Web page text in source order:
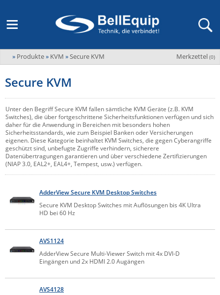
M2M Router, Antennen, VPN & SIM
Fernwartung via Mobilfunk (M2M)
SD-WAN & Bonding
Antennen
KVM & Audio/Video Signalverteilung
Kabel und Verkabelung
Digital Signage
USV / UPS
Industrielle Stromversorgung
IoT, Umgebungsmonitoring & Sensorik
IP, WLAN & GSM Sensorik
Datenlogger
IoT - Internet of Things
Remote I/O
IPC, Industrielle Netzwerktechnik & WLAN
Sonstige
Adder
Advantech
Advantech-Conel
AKCP / AKCess Pro
Amit
Aten
Bachmann
Bondix
Cambium Networks
Comet System
CompleTech
Contemporary Controls
Digi
Übersicht
Neue Produkte
Veranstaltungen
Bell-Up-to-Date Magazine
Aktueller Newsletter
LAGERABVERKAUF Stromverteilung und -messung
Unternehmen
Veranstaltungen
Jobs & Karriere
News
Merkzettel (0)
» Produkte» KVM »Secure KVM
Secure KVM
Unter den Begriff Secure KVM fallen sämtliche KVM Geräte (z.B. KVM
Switches), die über fortgeschrittene Sicherheitsfunktionen verfügen und sich
daher für die Anwendung in Bereichen mit besonders hohen
Sicherheitsstandards, wie zum Beispiel Banken oder Versicherungen
eigenen. Diese Kategorie beinhaltet KVM Switches, die gegen Cyberangriffe
geschützt sind, unbefugte Zugriffe verhindern, sicherere
Datenübertragungen garantieren und über verschiedene Zertifizierungen
(NIAP 3.0, EAL2+, EAL4+, Tempest, usw.) verfügen.
AdderView Secure KVM Desktop Switches
Secure KVM Desktop Switches mit Auflösungen bis 4K Ultra
HD bei 60 Hz
AVS1124
AdderView Secure Multi-Viewer Switch mit 4x DVI-D
Eingängen und 2x HDMI 2.0 Augängen
AVS4128